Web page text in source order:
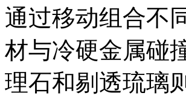
通过移动组合不
材与冷硬金属碰
理石和剔透琉璃